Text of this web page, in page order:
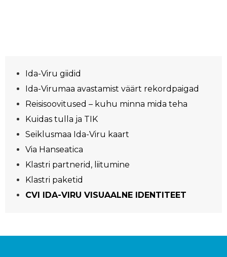
Ida-Viru giidid
Ida-Virumaa avastamist väärt rekordpaigad
Reisisoovitused – kuhu minna mida teha
Kuidas tulla ja TIK
Seiklusmaa Ida-Viru kaart
Via Hanseatica
Klastri partnerid, liitumine
Klastri paketid
CVI IDA-VIRU VISUAALNE IDENTITEET